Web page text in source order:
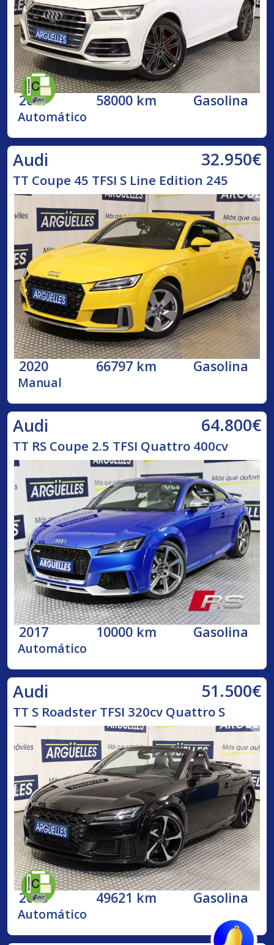
2017 58000 km Gasolina
Automático
Audi 32.950€
TT Coupe 45 TFSI S Line Edition 245
2020 66797 km Gasolina
Manual
Audi 64.800€
TT RS Coupe 2.5 TFSI Quattro 400cv
2017 10000 km Gasolina
Automático
Audi 51.500€
TT S Roadster TFSI 320cv Quattro S
2023 49621 km Gasolina
Automático